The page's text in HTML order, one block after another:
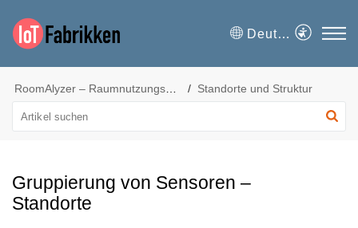
Deutsch
Standorte und Struktur
Gruppierung von Sensoren –
Standorte